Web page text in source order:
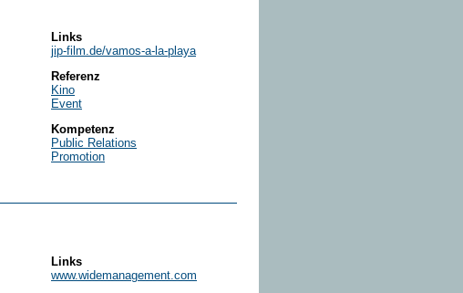
Links
jip-film.de/vamos-a-la-playa
Referenz
Kino
Event
Kompetenz
Public Relations
Promotion
Links
www.widemanagement.com